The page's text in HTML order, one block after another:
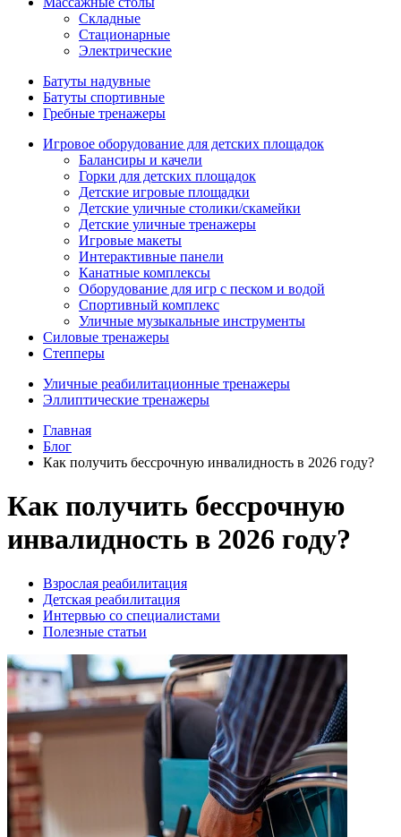
Складные
Стационарные
Электрические
Батуты надувные
Батуты спортивные
Гребные тренажеры
Игровое оборудование для детских площадок
Балансиры и качели
Горки для детских площадок
Детские игровые площадки
Детские уличные столики/скамейки
Детские уличные тренажеры
Игровые макеты
Интерактивные панели
Канатные комплексы
Оборудование для игр с песком и водой
Спортивный комплекс
Уличные музыкальные инструменты
Силовые тренажеры
Степперы
Уличные реабилитационные тренажеры
Эллиптические тренажеры
Главная
Блог
Как получить бессрочную инвалидность в 2026 году?
Как получить бессрочную
инвалидность в 2026 году?
Взрослая реабилитация
Детская реабилитация
Интервью со специалистами
Полезные статьи